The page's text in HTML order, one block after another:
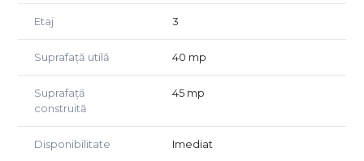
Etaj 3
Suprafață utilă 40 mp
Suprafață
construită
45 mp
Disponibilitate Imediat